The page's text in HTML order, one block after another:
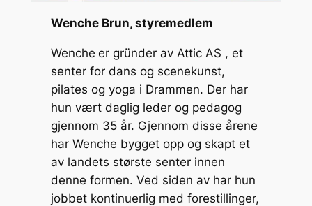
Wenche Brun, styremedlem
Wenche er gründer av Attic AS , et
senter for dans og scenekunst,
pilates og yoga i Drammen. Der har
hun vært daglig leder og pedagog
gjennom 35 år. Gjennom disse årene
har Wenche bygget opp og skapt et
av landets største senter innen
denne formen. Ved siden av har hun
jobbet kontinuerlig med forestillinger,